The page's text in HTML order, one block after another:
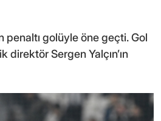
penaltı golüyle öne geçti. Gol
Sergen Yalçın’ın